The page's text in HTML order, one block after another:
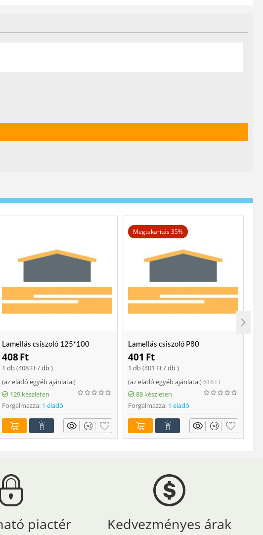
Lamellás csiszoló 125*100
408Ft
1 db (408 Ft/ db )
(az eladó egyéb ajánlatai)
129 készleten
Forgalmazza: 1 eladó
Megtakarítás 35%
Lamellás csiszoló P80
401 Ft
1 db (401 Ft/ db )
(az eladó egyéb ajánlatai)616Ft
88 készleten
Forgalmazza: 1 eladó
piactér Kedvezményes árak